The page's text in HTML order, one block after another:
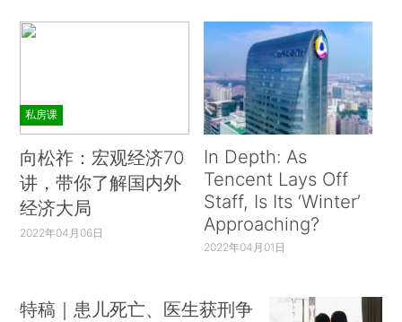
私房课
向松祚：宏观经济70
讲，带你了解国内外
经济大局
2022年04月06日
In Depth: As
Tencent Lays Off
Staff, Is Its ‘Winter’
Approaching?
2022年04月01日
特稿｜患儿死亡、医生获刑争